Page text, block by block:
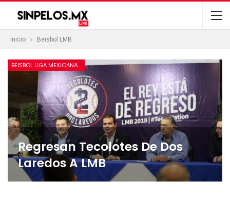
Inicio Beisbol LMB
BEISBOL LIGA MEXICANA DE VERANO
Regresan Tecolotes De Dos
Laredos A LMB